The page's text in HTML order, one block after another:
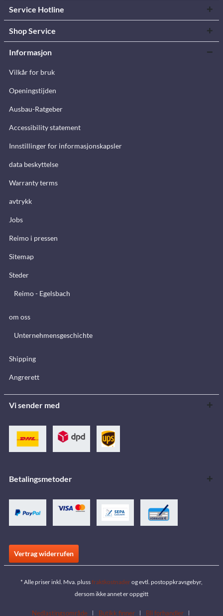
Service Hotline
Shop Service
Informasjon
Vilkår for bruk
Openingstijden
Ausbau-Ratgeber
Accessibility statement
Innstillinger for informasjonskapsler
data beskyttelse
Warranty terms
avtrykk
Jobs
Reimo i pressen
Sitemap
Steder
Reimo - Egelsbach
om oss
Unternehmensgeschichte
Shipping
Angrerett
Vi sender med
Betalingsmetoder
Vertrag widerrufen
* Alle priser inkl. Mva. plussfraktkostnaderog evtl. postoppkravsgebyr,
dersom ikke annet er oppgitt
Nedlastingsområde Butikk finner Bli forhandler